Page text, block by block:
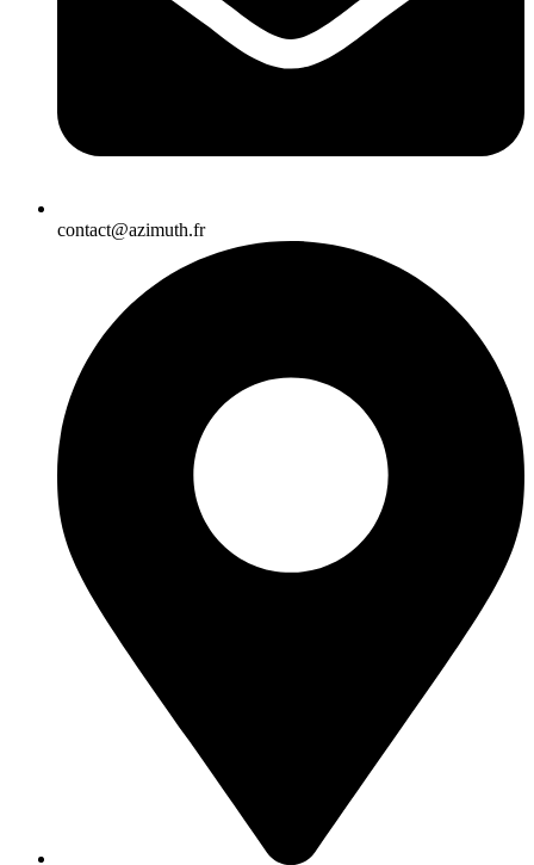
contact@azimuth.fr